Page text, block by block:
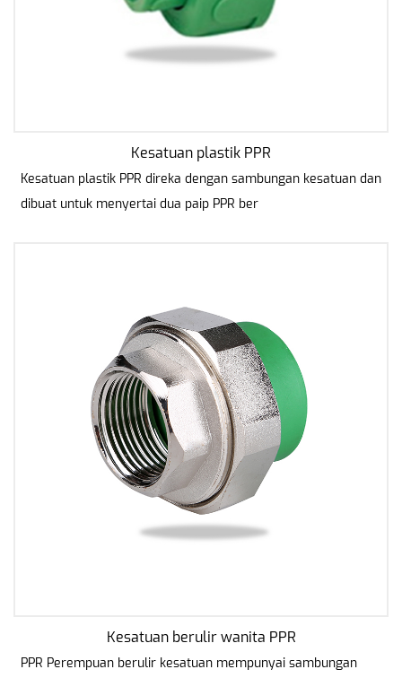
Kesatuan plastik PPR
Kesatuan plastik PPR direka dengan sambungan kesatuan dan
dibuat untuk menyertai dua paip PPR ber
Kesatuan berulir wanita PPR
PPR Perempuan berulir kesatuan mempunyai sambungan